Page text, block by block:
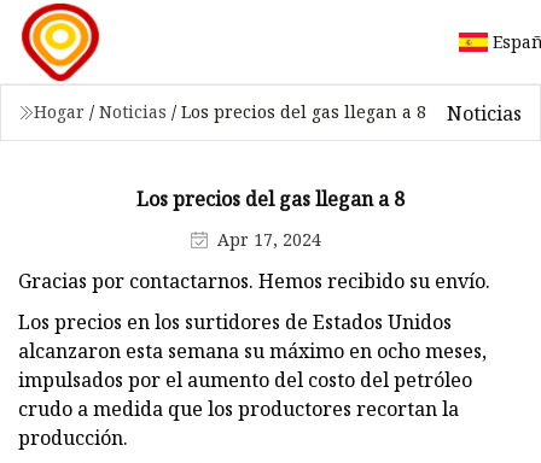
Hogar / Noticias / Los precios del gas llegan a 8 Noticias
Los precios del gas llegan a 8
Apr 17, 2024
Gracias por contactarnos. Hemos recibido su envío.
Los precios en los surtidores de Estados Unidos
alcanzaron esta semana su máximo en ocho meses,
impulsados ​​por el aumento del costo del petróleo
crudo a medida que los productores recortan la
producción.